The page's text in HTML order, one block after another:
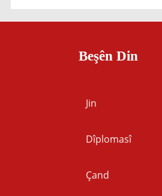
Beşên Din
Jin
Dîplomasî
Çand